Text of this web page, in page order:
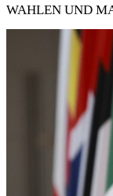
WAHLEN UND